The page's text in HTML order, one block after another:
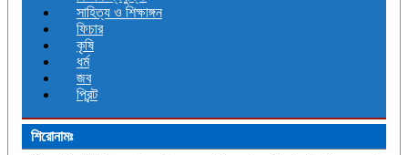
সাহিত্য ও শিক্ষাঙ্গন
ফিচার
কৃষি
ধর্ম
জব
প্রিন্ট
শিরোনামঃ